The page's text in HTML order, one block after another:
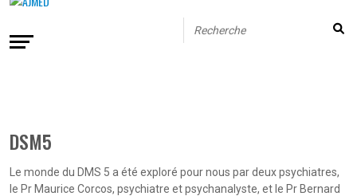
DSM5
Le monde du DMS 5 a été exploré pour nous par deux psychiatres,
le Pr Maurice Corcos, psychiatre et psychanalyste, et le Pr Bernard